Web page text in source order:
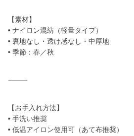
【素材】
• ナイロン混紡（軽量タイプ）
• 裏地なし・透け感なし・中厚地
• 季節：春／秋
⸻
【お手入れ方法】
• 手洗い推奨
• 低温アイロン使用可（あて布推奨）